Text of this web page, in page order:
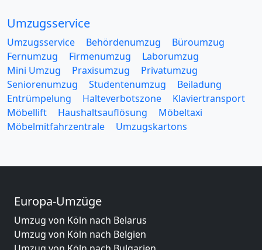
Umzugsservice
Umzugsservice Behördenumzug
Büroumzug
Fernumzug
Firmenumzug
Laborumzug
Mini Umzug
Praxisumzug
Privatumzug
Seniorenumzug
Studentenumzug
Beiladung
Entrümpelung
Halteverbotszone
Klaviertransport
Möbellift
Haushaltsauflösung
Möbeltaxi
Möbelmitfahrzentrale
Umzugskartons
Europa-Umzüge
Umzug von Köln nach Belarus
Umzug von Köln nach Belgien